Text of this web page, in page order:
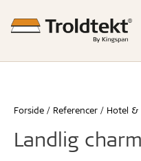
Forside Referencer Hotel &
Landlig